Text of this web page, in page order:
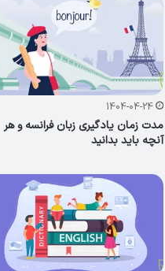
1404-04-24
مدت زمان یادگیری زبان فرانسه و هر
آنچه باید بدانید